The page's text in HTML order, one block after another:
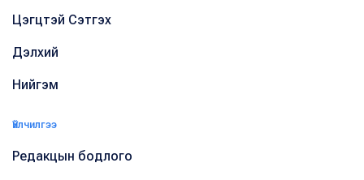
Цэгцтэй Сэтгэх
Дэлхий
Нийгэм
Үйлчилгээ
Редакцын бодлого